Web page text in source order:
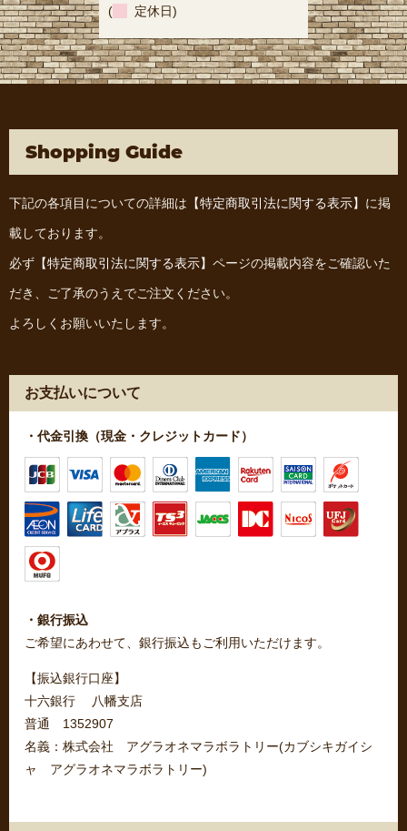
( 定休日)
Shopping Guide
下記の各項目についての詳細は 【特定商取引法に関する表示】 に掲
載しております。
必ず 【特定商取引法に関する表示】 ページの掲載内容をご確認いた
だき、ご了承のうえでご注文ください。
よろしくお願いいたします。
お支払いについて
・代金引換（現金・クレジットカード）
・銀行振込
ご希望にあわせて、銀行振込もご利用いただけます。
【振込銀行口座】
十六銀行 八幡支店
普通 1352907
名義：株式会社 アグラオネマラボラトリー(カブシキガイシ
ャ アグラオネマラボラトリー)